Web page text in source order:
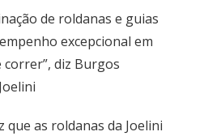
de roldanas e guias
excepcional em
diz Burgos
que as roldanas da Joelini